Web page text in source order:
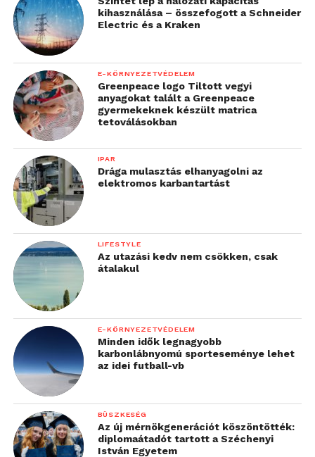
kihasználása – összefogott a Schneider
Electric és a Kraken
E-KÖRNYEZETVÉDELEM
Greenpeace logo Tiltott vegyi
anyagokat talált a Greenpeace
gyermekeknek készült matrica
tetoválásokban
IPAR
Drága mulasztás elhanyagolni az
elektromos karbantartást
LIFESTYLE
Az utazási kedv nem csökken, csak
átalakul
E-KÖRNYEZETVÉDELEM
Minden idők legnagyobb
karbonlábnyomú sporteseménye lehet
az idei futball-vb
BÜSZKESÉG
Az új mérnökgenerációt köszöntötték:
diplomaátadót tartott a Széchenyi
István Egyetem